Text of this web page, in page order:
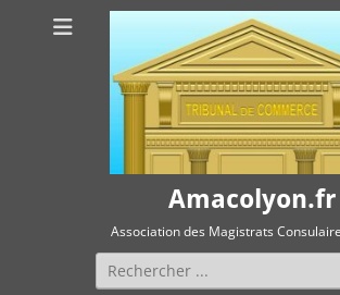
Amacolyon.fr
Association des Magistrats
Rechercher :